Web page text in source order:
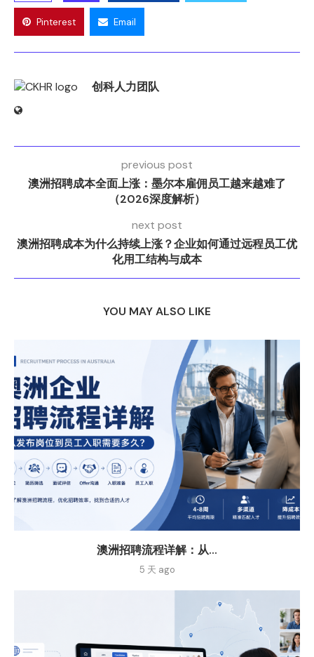
Pinterest Email
创科人力团队
previous post
澳洲招聘成本全面上涨：墨尔本雇佣员工越来越难了
（2026深度解析）
next post
澳洲招聘成本为什么持续上涨？企业如何通过远程员工优
化用工结构与成本
YOU MAY ALSO LIKE
澳洲招聘流程详解：从...
5 天 ago